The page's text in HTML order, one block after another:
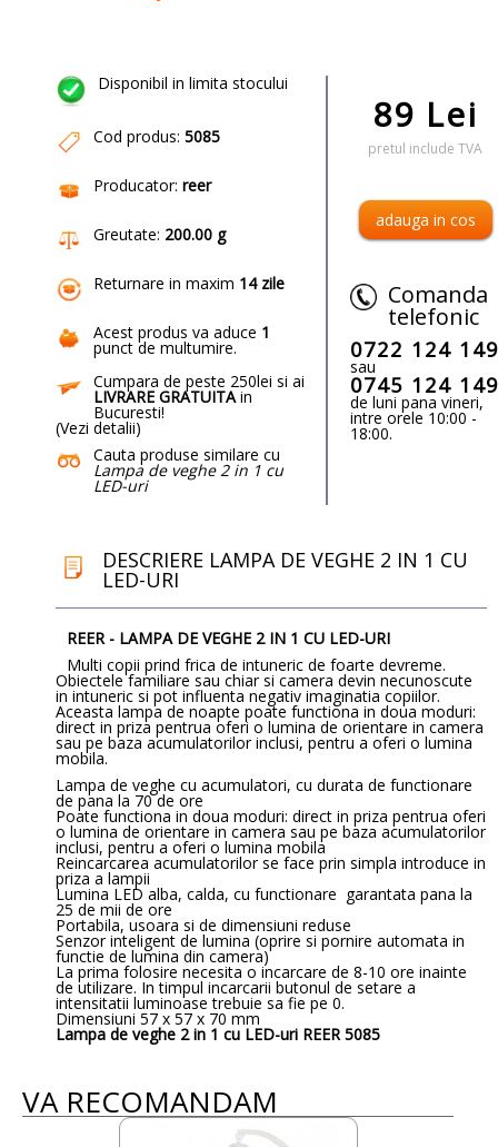
Disponibil in limita stocului
Cod produs: 5085
Producator: reer
Greutate: 200.00 g
Returnare in maxim 14 zile
Acest produs va aduce 1
punct de multumire.
Cumpara de peste 250lei si ai
LIVRARE GRATUITAin
Bucuresti!
(Vezi detalii)
Cauta produse similare cu
Lampa de veghe 2 in 1 cu
LED-uri
89 Lei
pretul include TVA
Comanda
telefonic
0722 124 149
sau
0745 124 149
de luni pana vineri,
intre orele 10:00 -
18:00.
DESCRIERE LAMPA DE VEGHE 2 IN 1 CU
LED-URI
REER - LAMPA DE VEGHE 2 IN 1 CU LED-URI
Multi copii prind frica de intuneric de foarte devreme.
Obiectele familiare sau chiar si camera devin necunoscute
in intuneric si pot influenta negativ imaginatia copiilor.
Aceasta lampa de noapte poate functiona in doua moduri:
direct in priza pentrua oferi o lumina de orientare in camera
sau pe baza acumulatorilor inclusi, pentru a oferi o lumina
mobila.
Lampa de veghe cu acumulatori, cu durata de functionare
de pana la 70 de ore
Poate functiona in doua moduri: direct in priza pentrua oferi
o lumina de orientare in camera sau pe baza acumulatorilor
inclusi, pentru a oferi o lumina mobila
Reincarcarea acumulatorilor se face prin simpla introduce in
priza a lampii
Lumina LED alba, calda, cu functionare garantata pana la
25 de mii de ore
Portabila, usoara si de dimensiuni reduse
Senzor inteligent de lumina (oprire si pornire automata in
functie de lumina din camera)
La prima folosire necesita o incarcare de 8-10 ore inainte
de utilizare. In timpul incarcarii butonul de setare a
intensitatii luminoase trebuie sa fie pe 0.
Dimensiuni 57 x 57 x 70 mm
Lampa de veghe 2 in 1 cu LED-uri REER 5085
VA RECOMANDAM